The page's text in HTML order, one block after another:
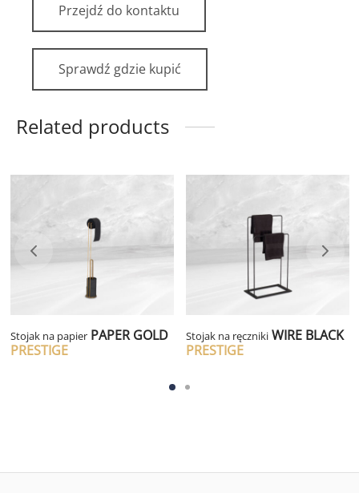
Przejdź do kontaktu
Sprawdź gdzie kupić
Related products
Stojak na papierPAPER GOLD
PRESTIGE
Stojak na ręcznikiWIRE BLACK
PRESTIGE